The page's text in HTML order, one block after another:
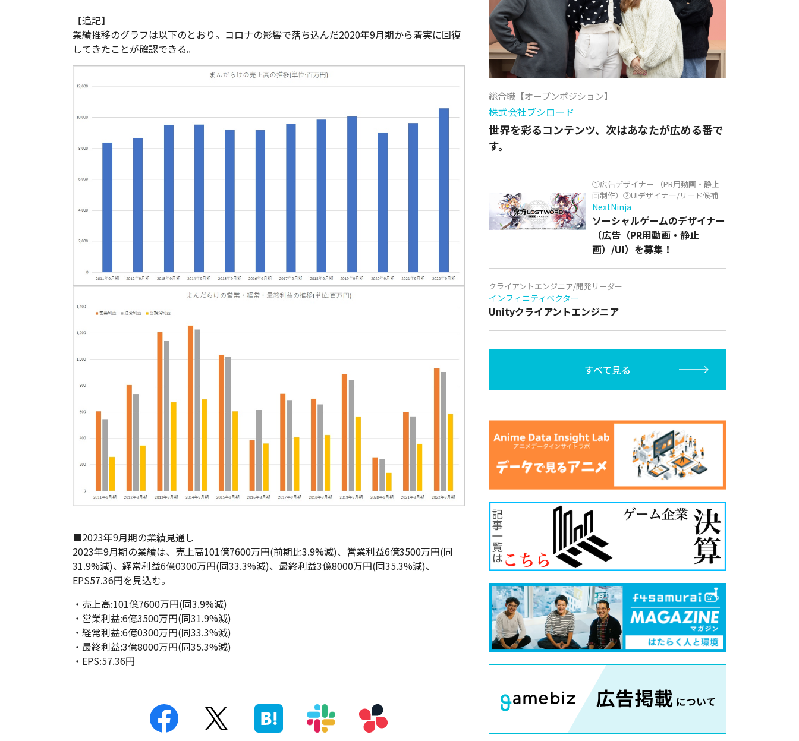
【追記】
業績推移のグラフは以下のとおり。コロナの影響で落ち込んだ2020年9月期から着実に回復
してきたことが確認できる。
■2023年9月期の業績見通し
2023年9月期の業績は、売上高101億7600万円(前期比3.9%減)、営業利益6億3500万円(同
31.9%減)、経常利益6億0300万円(同33.3%減)、最終利益3億8000万円(同35.3%減)、
EPS57.36円を見込む。
・売上高:101億7600万円(同3.9%減)
・営業利益:6億3500万円(同31.9%減)
・経常利益:6億0300万円(同33.3%減)
・最終利益:3億8000万円(同35.3%減)
・EPS:57.36円
総合職【オープンポジション】
株式会社ブシロード
世界を彩るコンテンツ、次はあなたが広める番で
す。
①広告デザイナー （PR用動画・静止
画制作）②UIデザイナー/リード候補
NextNinja
ソーシャルゲームのデザイナー
（広告（PR用動画・静止
画）/UI）を募集！
クライアントエンジニア/開発リーダー
インフィニティベクター
Unityクライアントエンジニア
すべて見る